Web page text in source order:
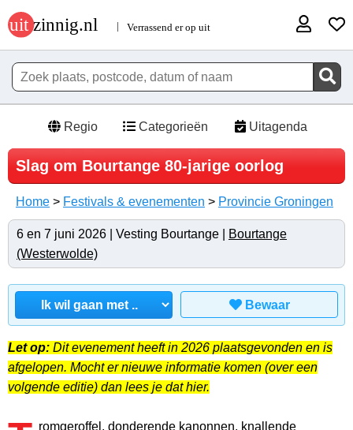
Regio Categorieën Uitagenda
Slag om Bourtange 80-jarige oorlog
Home > Festivals & evenementen > Provincie Groningen
6 en 7 juni 2026 | Vesting Bourtange |
Bourtange
(Westerwolde)
Bewaar
Let op: Dit evenement heeft in 2026 plaatsgevonden en is
afgelopen. Mocht er nieuwe informatie komen (over een
volgende editie) dan lees je dat hier.
romgeroffel, donderende kanonnen, knallende